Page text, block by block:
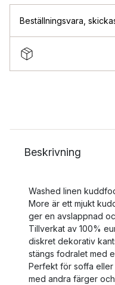
Beställningsvara
Beskrivning
Washed linen
More är ett mjukt
ger en avslappnad
Tillverkat av 100%
diskret dekorativ
stängs fodralet med
Perfekt för soffa eller
med andra färger